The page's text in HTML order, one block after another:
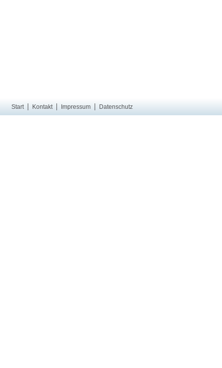
Start Kontakt Impressum Datenschutz